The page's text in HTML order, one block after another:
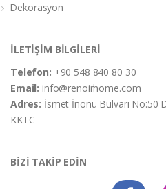
Dekorasyon
İLETİŞİM BİLGİLERİ
Telefon: +90 548 840 80 30
Email:info@renoirhome.com
Adres: İsmet İnonü Bulvarı No:50
KKTC
BİZİ TAKİP EDİN